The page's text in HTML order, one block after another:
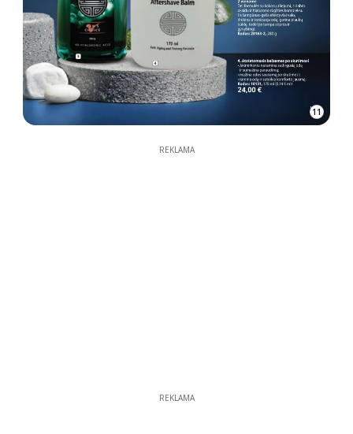
11
REKLAMA
REKLAMA